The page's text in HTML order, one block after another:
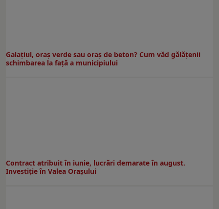
Galațiul, oraș verde sau oraș de beton? Cum văd gălățenii
schimbarea la față a municipiului
Contract atribuit în iunie, lucrări demarate în august.
Investiţie în Valea Oraşului